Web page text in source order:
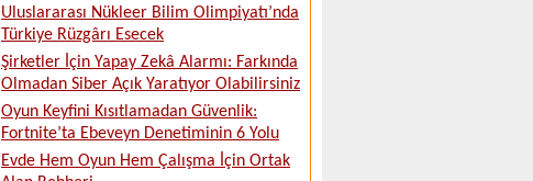
Uluslararası Nükleer Bilim Olimpiyatı’nda
Türkiye Rüzgârı Esecek
Şirketler İçin Yapay Zekâ Alarmı: Farkında
Olmadan Siber Açık Yaratıyor Olabilirsiniz
Oyun Keyfini Kısıtlamadan Güvenlik:
Fortnite’ta Ebeveyn Denetiminin 6 Yolu
Evde Hem Oyun Hem Çalışma İçin Ortak